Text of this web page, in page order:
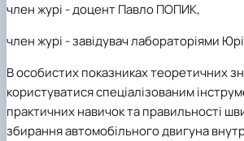
член журі - доцентПавло ПОПИК,
член журі - завідувач лабораторіями
В особистих показниках теоретичних
користуватися спеціалізованим
практичних навичок та правильності
збирання автомобільного двигуна